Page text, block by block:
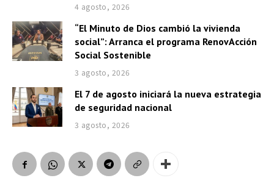
4 agosto, 2026
“El Minuto de Dios cambió la vivienda
social”: Arranca el programa RenovAcción
Social Sostenible
3 agosto, 2026
El 7 de agosto iniciará la nueva estrategia
de seguridad nacional
3 agosto, 2026